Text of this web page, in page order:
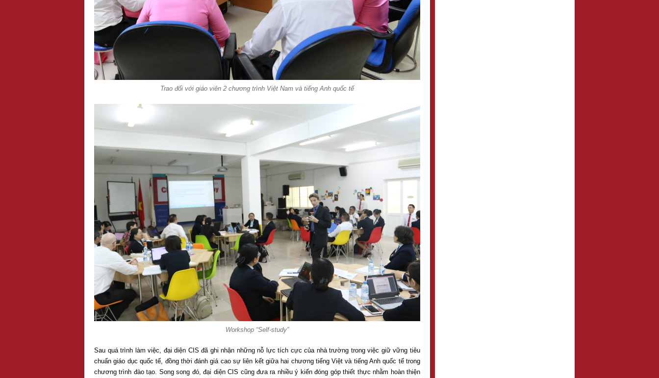
Trao đổi với giáo viên 2 chương trình Việt Nam và tiếng Anh quốc tế
Workshop “Self-study”
Sau quá trình làm việc, đại diện CIS đã ghi nhận những nỗ lực tích cực của nhà trường trong việc giữ vững tiêu
chuẩn giáo dục quốc tế, đồng thời đánh giá cao sự liên kết giữa hai chương tiếng Việt và tiếng Anh quốc tế trong
chương trình đào tạo. Song song đó, đại diện CIS cũng đưa ra nhiều ý kiến đóng góp thiết thực nhằm hoàn thiện